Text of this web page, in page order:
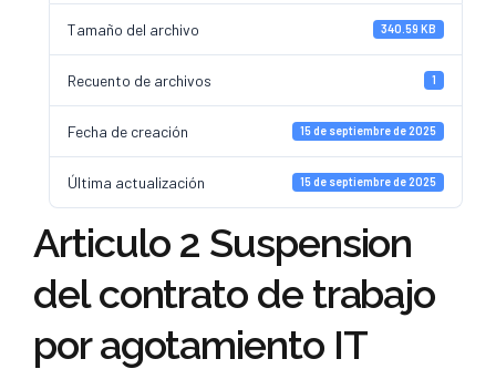
Tamaño del archivo 340.59 KB
Recuento de archivos 1
Fecha de creación 15 de septiembre de 2025
Última actualización 15 de septiembre de 2025
Articulo 2 Suspension
del contrato de trabajo
por agotamiento IT